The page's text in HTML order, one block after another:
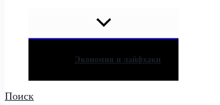
Экономия и лайфхаки
Поиск